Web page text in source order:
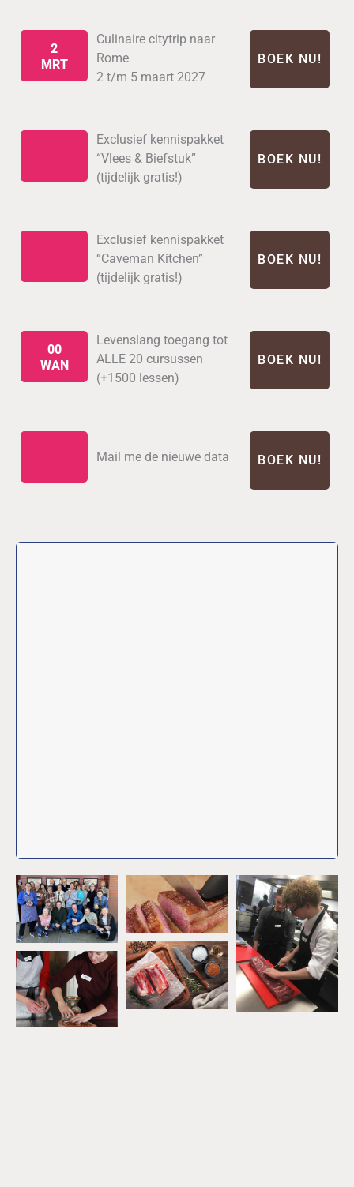
2
MRT
Culinaire citytrip naar
Rome
2 t/m 5 maart 2027
BOEK NU!
Exclusief kennispakket
“Vlees & Biefstuk”
(tijdelijk gratis!)
BOEK NU!
Exclusief kennispakket
“Caveman Kitchen”
(tijdelijk gratis!)
BOEK NU!
00
WAN
Levenslang toegang tot
ALLE 20 cursussen
(+1500 lessen)
BOEK NU!
Mail me de nieuwe data BOEK NU!
Na de online vlees
cursus ken je
De wetenschap van
het stoven
De kennis achter